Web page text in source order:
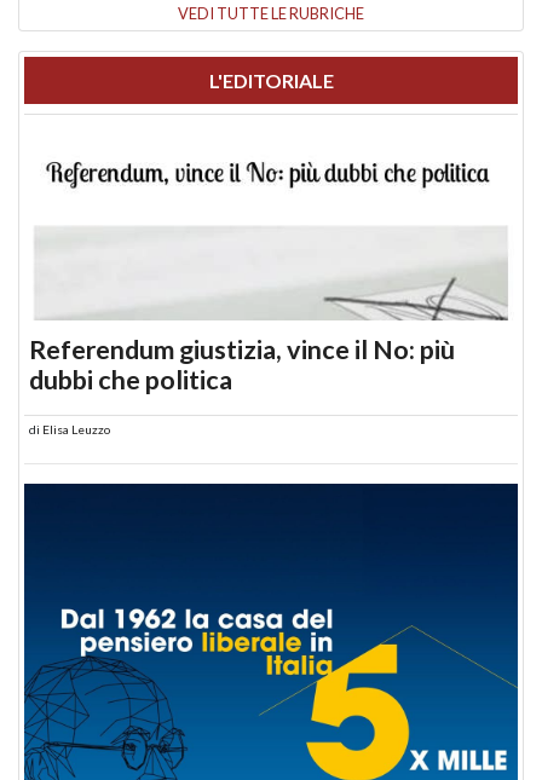
VEDI TUTTE LE RUBRICHE
L'EDITORIALE
Referendum giustizia, vince il No: più
dubbi che politica
di Elisa Leuzzo